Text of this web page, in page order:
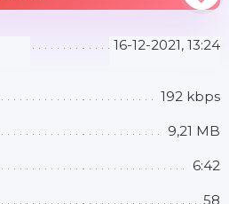
16-12-2021, 13:24
192 kbps
9,21 MB
6:42
58